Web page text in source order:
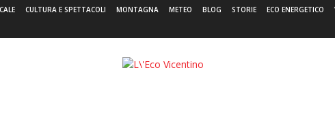
CULTURA E SPETTACOLI MONTAGNA METEO BLOG STORIE ECO ENERGETICO
L'Eco